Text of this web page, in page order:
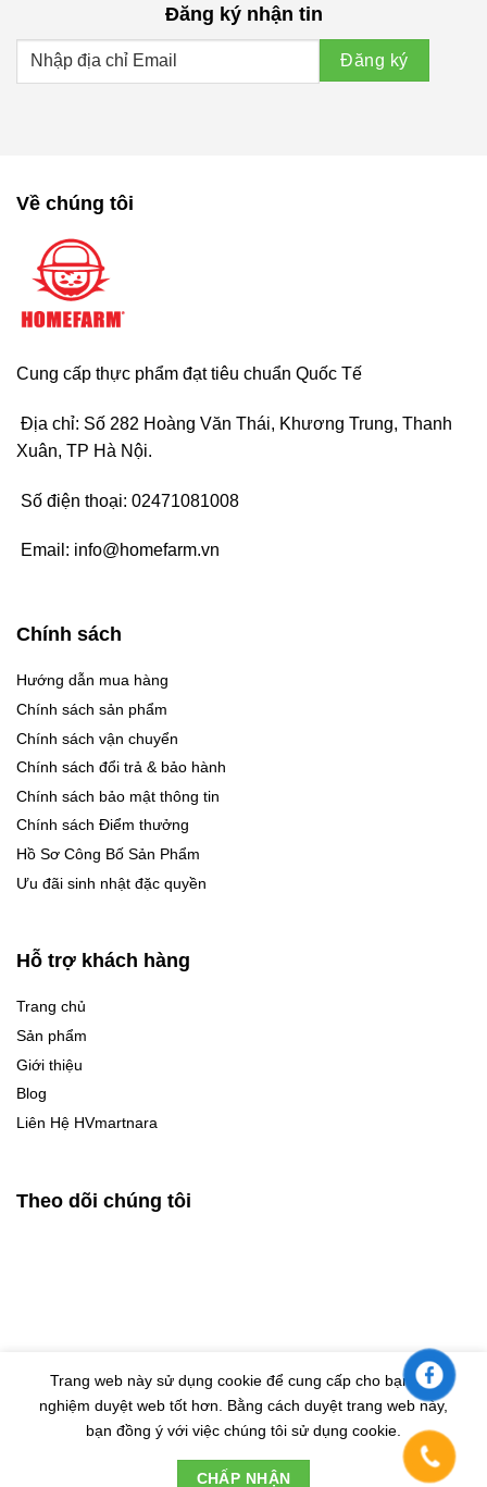
Đăng ký nhận tin
Về chúng tôi
Cung cấp thực phẩm đạt tiêu chuẩn Quốc Tế
Địa chỉ: Số 282 Hoàng Văn Thái, Khương Trung, Thanh
Xuân, TP Hà Nội.
Số điện thoại: 02471081008
Email: info@homefarm.vn
Chính sách
Hướng dẫn mua hàng
Chính sách sản phẩm
Chính sách vận chuyển
Chính sách đổi trả & bảo hành
Chính sách bảo mật thông tin
Chính sách Điểm thưởng
Hồ Sơ Công Bố Sản Phẩm
Ưu đãi sinh nhật đặc quyền
Hỗ trợ khách hàng
Trang chủ
Sản phẩm
Giới thiệu
Blog
Liên Hệ HVmartnara
Theo dõi chúng tôi
© Bản quyền thuộc về HVMARTNARA | Design by Eras VietNam
Đây là cửa hàng demo nhằm mục đích thử nghiệm nên các
Trang web này sử dụng cookie để cung cấp cho bạn trải
nghiệm duyệt web tốt hơn. Bằng cách duyệt trang web này,
bạn đồng ý với việc chúng tôi sử dụng cookie.
CHẤP NHẬN